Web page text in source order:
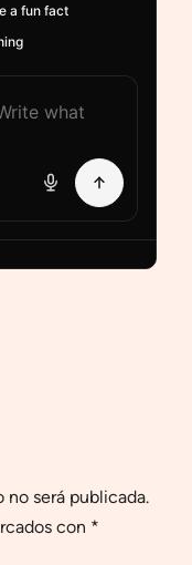
a fun fact
será publicada.
con *